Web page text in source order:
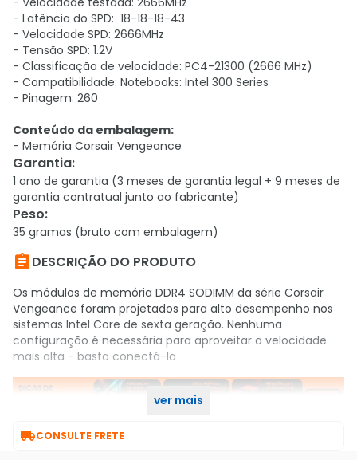
- Latência do SPD: 18-18-18-43
- Velocidade SPD: 2666MHz
- Tensão SPD: 1.2V
- Classificação de velocidade: PC4-21300 (2666 MHz)
- Compatibilidade: Notebooks: Intel 300 Series
- Pinagem: 260
Conteúdo da embalagem:
- Memória Corsair Vengeance
Garantia:
1 ano de garantia (3 meses de garantia legal + 9 meses de
garantia contratual junto ao fabricante)
Peso:
35 gramas (bruto com embalagem)
DESCRIÇÃO DO PRODUTO
Os módulos de memória DDR4 SODIMM da série Corsair
Vengeance foram projetados para alto desempenho nos
sistemas Intel Core de sexta geração. Nenhuma
configuração é necessária para aproveitar a velocidade
mais alta - basta conectá-la
ver mais
CONSULTE FRETE